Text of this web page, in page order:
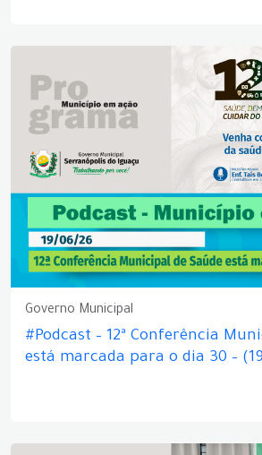
Governo Municipal
#Podcast – 12ª Conferência
está marcada para o dia 30 –